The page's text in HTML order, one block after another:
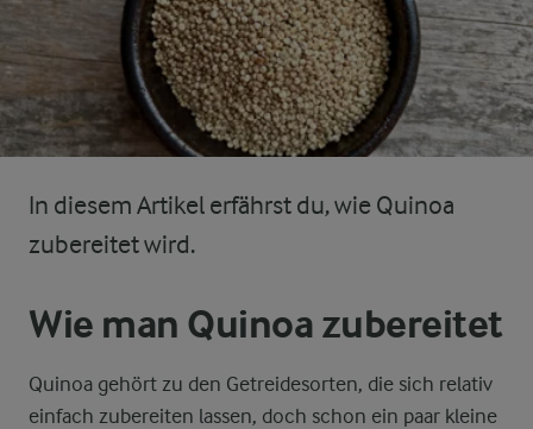
In diesem Artikel erfährst du, wie Quinoa
zubereitet wird.
Wie man Quinoa zubereitet
Quinoa gehört zu den Getreidesorten, die sich relativ
einfach zubereiten lassen, doch schon ein paar kleine